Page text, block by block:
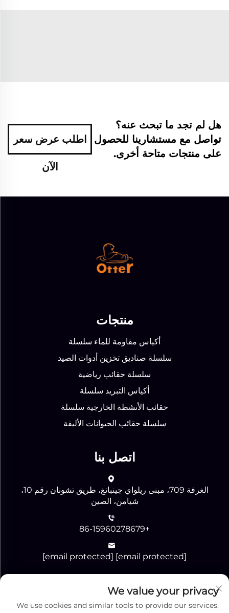
هل لم تجد ما تبحث عنه؟
تواصل مع مستشارينا للحصول
على منتجات متاحة أخرى.
اطلب عرض سعر
الآن
منتجات
أكياس مقاومة للماء سلسلة
سلسلة صناديق تخزين أدوات الصيد
سلسلة حقائب رياضية
أكياس التبريد سلسلة
حقائب الأنشطة الخارجية سلسلة
سلسلة حقائب الحيوانات الأليفة
اتصل بنا
الغرفة 709، مبنى ريلواي جينبانغ، طريق تشونان رقم 10،
شيامن، الصين
+86-15960278679
[email protected]
[email protected]
إرسال
We value your privacy
We use cookies and similar tools to provide our services.